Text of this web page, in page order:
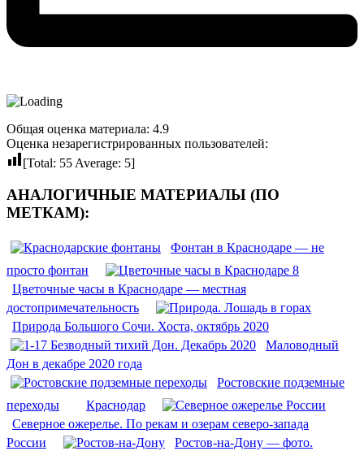
Общая оценка материала: 4.9
Оценка незарегистрированных пользователей:
[Total: 55 Average: 5]
АНАЛОГИЧНЫЕ МАТЕРИАЛЫ (ПО
МЕТКАМ):
Фонтан в Краснодаре — не
просто фонтан
Цветочные часы в Краснодаре — местная
достопримечательность
Природа Большого Сочи. Хоста, октябрь 2020
Маловодный
Дон в декабре 2020 года
Ростовские подземные
переходы
Краснодар
Северное ожерелье. По рекам и озерам северо-запада
России
Ростов-на-Дону — фото.